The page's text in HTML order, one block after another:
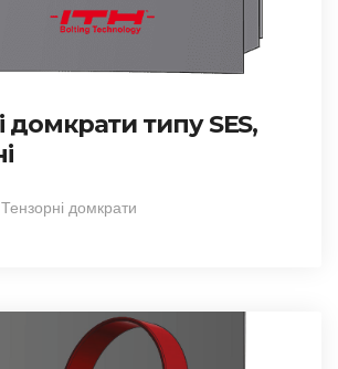
домкрати типу SES,
Тензорні домкрати